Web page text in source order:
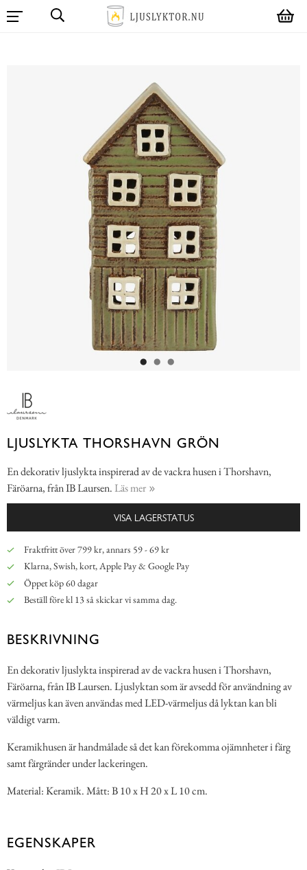
LJUSLYKTA THORSHAVN GRÖN
En dekorativ ljuslykta inspirerad av de vackra husen i Thorshavn,
Färöarna, från IB Laursen. Läs mer
VISA LAGERSTATUS
Fraktfritt över 799 kr, annars 59 - 69 kr
Klarna, Swish, kort, Apple Pay & Google Pay
Öppet köp 60 dagar
Beställ före kl 13 så skickar vi samma dag.
BESKRIVNING
En dekorativ ljuslykta inspirerad av de vackra husen i Thorshavn,
Färöarna, från IB Laursen. Ljuslyktan som är avsedd för användning av
värmeljus kan även användas med LED-värmeljus då lyktan kan bli
väldigt varm.
Keramikhusen är handmålade så det kan förekomma ojämnheter i färg
samt färgränder under lackeringen.
Material: Keramik. Mått: B 10 x H 20 x L 10 cm.
EGENSKAPER